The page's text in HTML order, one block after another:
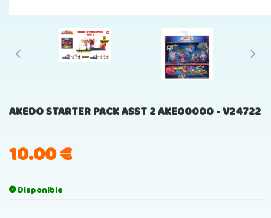
AKEDO STARTER PACK ASST 2 AKE00000 - V24722
10.00€
Disponible